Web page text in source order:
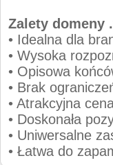
Zalety domeny
• Idealna dla
• Wysoka
• Opisowa
• Brak
• Atrakcyjna
• Doskonała
• Uniwersalne
• Łatwa do